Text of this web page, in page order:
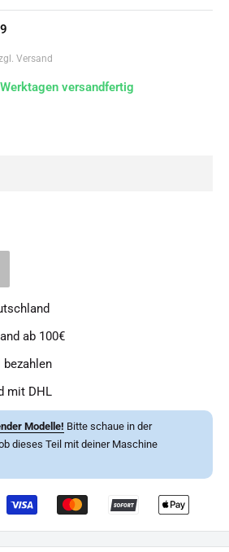
Versand
versandfertig
ab 100€
bezahlen
mit DHL
Modelle! Bitte schaue in der
dieses Teil mit deiner Maschine